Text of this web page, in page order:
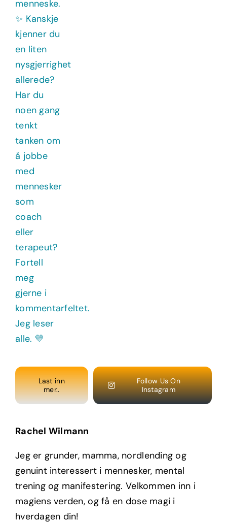
Last inn
mer..
Follow Us On
Instagram
Rachel Wilmann
Jeg er grunder, mamma, nordlending og
genuint interessert i mennesker, mental
trening og manifestering. Velkommen inn i
magiens verden, og få en dose magi i
hverdagen din!